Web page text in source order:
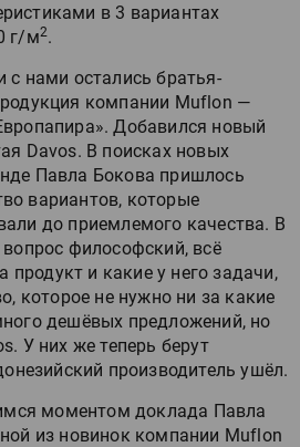
в 3 вариантах
г/м2.
с нами остались братья-
компании Muflon —
Добавился новый
Davos. В поисках новых
Павла Бокова пришлось
вариантов, которые
до приемлемого качества. В
философский, всё
продукт и какие у него задачи,
которое не нужно ни за какие
дешёвых предложений, но
У них же теперь берут
производитель ушёл.
моментом доклада Павла
из новинок компании Muflon